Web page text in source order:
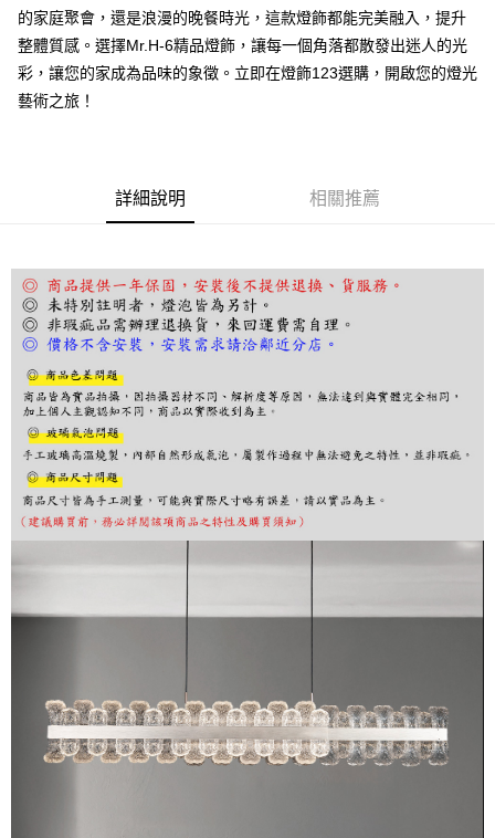
AFTEE先享後付
相關說明
【關於「AFTEE先享後付」】
AFTEE先享後付是「在收到商品之後才付款」的支付方式。 讓您購物簡單
便利好安心！
【「AFTEE先享後付」結帳流程】
２．訂單成立數日內，您將收到繳費通知簡訊。
３．收到繳費通知簡訊後14天內，點擊此簡訊中的連結，可透過四大超商／
ATM／網路銀行／等多元方式進行付款，方視為交易完成。
※ 請注意：結帳手續完成當下不需立刻繳費，但若您需要取消訂單，請聯絡
購買商品的店家。未經商家同意取消之訂單仍視為有效，需透過AFTEE先享
後付繳納相關費用。
※ 交易是否成功請以「AFTEE先享後付 」之結帳頁面顯示為準，若有關於
是否繳費成功／繳費後需取消欲退款等相關疑問，請聯繫「AFTEE先享後付
客戶支援中心」https://netprotections.freshdesk.com/support/home
【注意事項】
１．透過由恩沛科技股份有限公司提供之「AFTEE先享後付」服務完成之交
易，需依本服務之必要範圍內提供個人資料，並將交易相關給付款項請求債
權轉讓予恩沛科技股份有限公司。
２．關於個人資料處理事宜，請瀏覽以下網址：
https://aftee.tw/terms/#terms3
「AFTEE先享後付」，若未經同意申辦者引起之損失，本公司不負相關責
５．嚴禁一人註冊多個帳號或使用他人資訊註冊。若發現惡意使用之情形，
恩沛科技股份有限公司將有權停止該用戶之使用額度並採取法律行動。
每筆NT$180，滿NT$5,000(含以上)免運費
的家庭聚會，還是浪漫的晚餐時光，這款燈飾都能完美融入，提升
整體質感。選擇Mr.H-6精品燈飾，讓每一個角落都散發出迷人的光
彩，讓您的家成為品味的象徵。立即在燈飾123選購，開啟您的燈光
藝術之旅！
詳細說明 相關推薦